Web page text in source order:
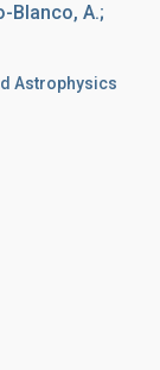
Blanco, A.;
Astrophysics